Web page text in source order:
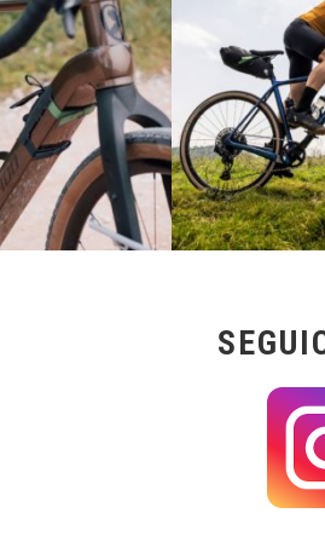
27 0